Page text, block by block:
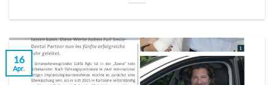
16
Apr.